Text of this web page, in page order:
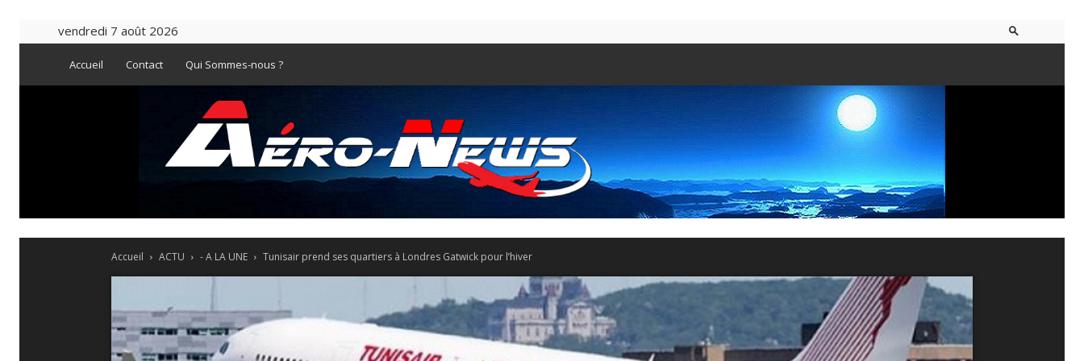
vendredi 7 août 2026
Accueil Contact Qui Sommes-nous ?
Aero
Accueil ACTU - A LA UNE Tunisair prend ses quartiers à Londres Gatwick pour l’hiver